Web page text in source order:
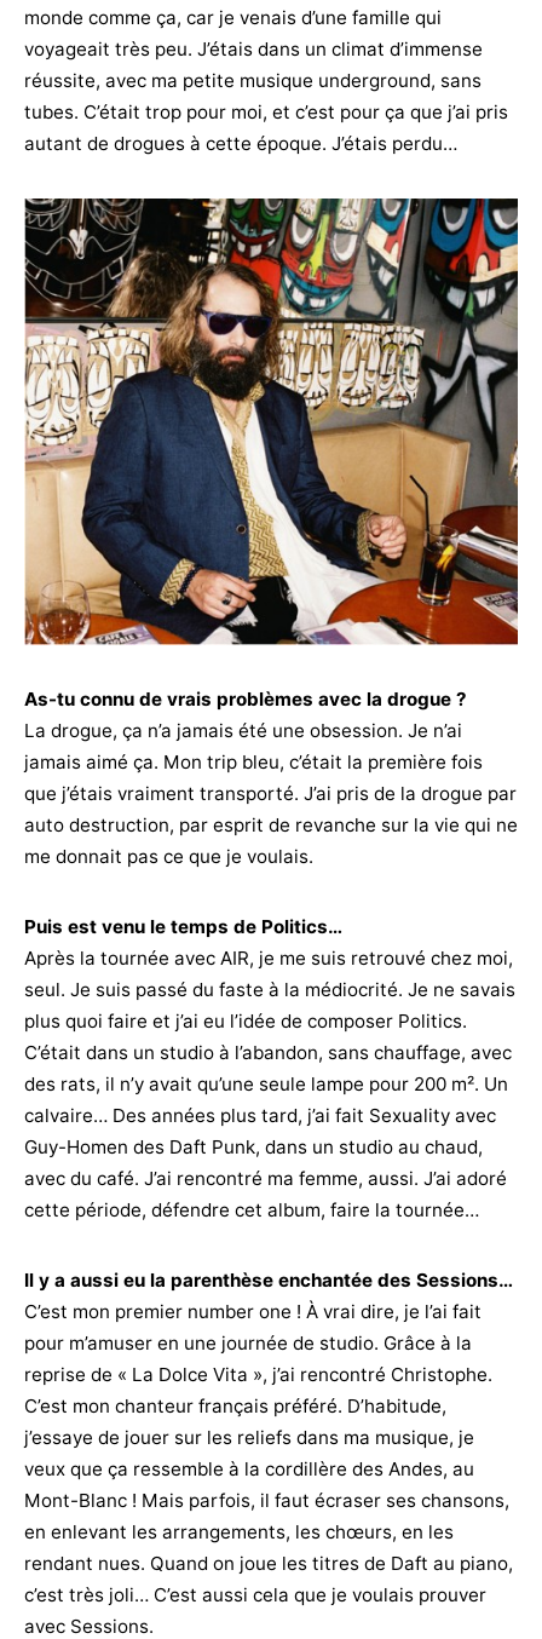
monde comme ça, car je venais d’une famille qui
voyageait très peu. J’étais dans un climat d’immense
réussite, avec ma petite musique underground, sans
tubes. C’était trop pour moi, et c’est pour ça que j’ai pris
autant de drogues à cette époque. J’étais perdu…
As-tu connu de vrais problèmes avec la drogue ?
La drogue, ça n’a jamais été une obsession. Je n’ai
jamais aimé ça. Mon trip bleu, c’était la première fois
que j’étais vraiment transporté. J’ai pris de la drogue par
auto destruction, par esprit de revanche sur la vie qui ne
me donnait pas ce que je voulais.
Puis est venu le temps de Politics…
Après la tournée avec AIR, je me suis retrouvé chez moi,
seul. Je suis passé du faste à la médiocrité. Je ne savais
plus quoi faire et j’ai eu l’idée de composer Politics.
C’était dans un studio à l’abandon, sans chauffage, avec
des rats, il n’y avait qu’une seule lampe pour 200 m². Un
calvaire… Des années plus tard, j’ai fait Sexuality avec
Guy-Homen des Daft Punk, dans un studio au chaud,
avec du café. J’ai rencontré ma femme, aussi. J’ai adoré
cette période, défendre cet album, faire la tournée…
Il y a aussi eu la parenthèse enchantée des Sessions…
C’est mon premier number one ! À vrai dire, je l’ai fait
pour m’amuser en une journée de studio. Grâce à la
reprise de « La Dolce Vita », j’ai rencontré Christophe.
C’est mon chanteur français préféré. D’habitude,
j’essaye de jouer sur les reliefs dans ma musique, je
veux que ça ressemble à la cordillère des Andes, au
Mont-Blanc ! Mais parfois, il faut écraser ses chansons,
en enlevant les arrangements, les chœurs, en les
rendant nues. Quand on joue les titres de Daft au piano,
c’est très joli… C’est aussi cela que je voulais prouver
avec Sessions.